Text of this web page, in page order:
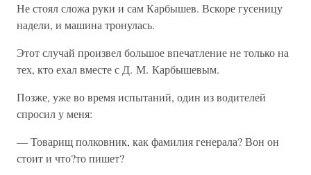
Не стоял сложа руки и сам Карбышев. Вскоре гусеницу
надели, и машина тронулась.
Этот случай произвел большое впечатление не только на
тех, кто ехал вместе с Д. М. Карбышевым.
Позже, уже во время испытаний, один из водителей
спросил у меня:
— Товарищ полковник, как фамилия генерала? Вон он
стоит и что?то пишет?